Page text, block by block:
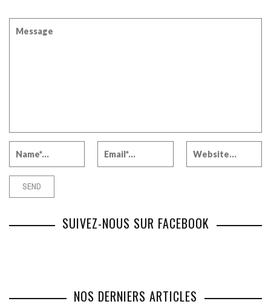
SUIVEZ-NOUS SUR FACEBOOK
NOS DERNIERS ARTICLES